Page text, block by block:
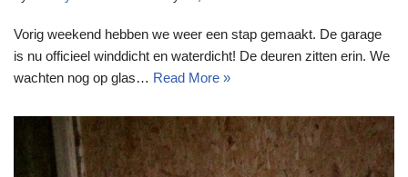
Vorig weekend hebben we weer een stap gemaakt. De garage
is nu officieel winddicht en waterdicht! De deuren zitten erin. We
wachten nog op glas… Read More »